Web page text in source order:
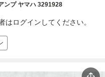
ンプ ヤマハ 3291928
はログインしてください。